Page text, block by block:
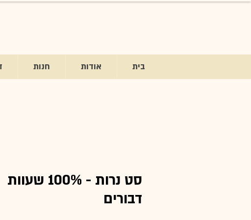
בית אודות חנות
סט נרות - 100% שעוות
דבורים